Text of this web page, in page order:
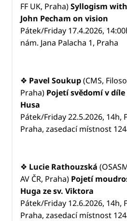
FF UK, Praha)Syllogism
John Pecham on vision
Pátek/Friday 17.4.2026,
nám. Jana Palacha 1, Praha
❖ Pavel Soukup(CMS,
Praha) Pojetí svědomí v díle
Husa
Pátek/Friday 22.5.2026, 14h,
Praha, zasedací místnost
❖ Lucie Rathouzská
AV ČR, Praha) Pojetí
Huga ze sv. Viktora
Pátek/Friday 12.6.2026, 14h,
Praha, zasedací místnost